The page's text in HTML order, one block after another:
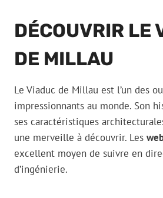
DÉCOUVRIR LE
DE MILLAU
Le Viaduc de Millau est l’un des
impressionnants au monde. Son
ses caractéristiques
une merveille à découvrir. Les
excellent moyen de suivre en
d’ingénierie.